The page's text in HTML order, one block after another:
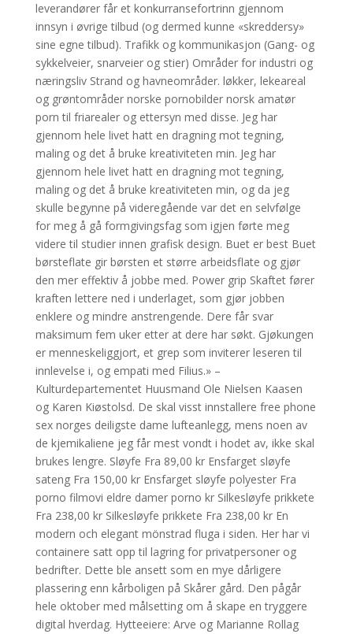
leverandører får et konkurransefortrinn gjennom
innsyn i øvrige tilbud (og dermed kunne «skreddersy»
sine egne tilbud). Trafikk og kommunikasjon (Gang- og
sykkelveier, snarveier og stier) Områder for industri og
næringsliv Strand og havneområder. løkker, lekeareal
og grøntområder norske pornobilder norsk amatør
porn til friarealer og ettersyn med disse. Jeg har
gjennom hele livet hatt en dragning mot tegning,
maling og det å bruke kreativiteten min. Jeg har
gjennom hele livet hatt en dragning mot tegning,
maling og det å bruke kreativiteten min, og da jeg
skulle begynne på videregående var det en selvfølge
for meg å gå formgivingsfag som igjen førte meg
videre til studier innen grafisk design. Buet er best Buet
børsteflate gir børsten et større arbeidsflate og gjør
den mer effektiv å jobbe med. Power grip Skaftet fører
kraften lettere ned i underlaget, som gjør jobben
enklere og mindre anstrengende. Dere får svar
maksimum fem uker etter at dere har søkt. Gjøkungen
er menneskeliggjort, et grep som inviterer leseren til
innlevelse i, og empati med Filius.» –
Kulturdepartementet Huusmand Ole Nielsen Kaasen
og Karen Kiøstolsd. De skal visst innstallere free phone
sex norges deiligste dame lufteanlegg, mens noen av
de kjemikaliene jeg får mest vondt i hodet av, ikke skal
brukes lengre. Sløyfe Fra 89,00 kr Ensfarget sløyfe
sateng Fra 150,00 kr Ensfarget sløyfe polyester Fra
porno filmovi eldre damer porno kr Silkesløyfe prikkete
Fra 238,00 kr Silkesløyfe prikkete Fra 238,00 kr En
modern och elegant mönstrad fluga i siden. Her har vi
containere satt opp til lagring for privatpersoner og
bedrifter. Dette ble ansett som en mye dårligere
plassering enn kårboligen på Skårer gård. Den pågår
hele oktober med målsetting om å skape en tryggere
digital hverdag. Hytteeiere: Arve og Marianne Rollag